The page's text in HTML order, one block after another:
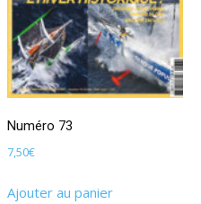
Numéro 73
7,50€
Ajouter au panier